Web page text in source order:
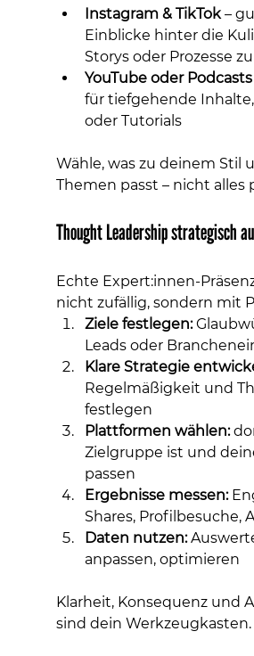
Instagram & TikTok –
Einblicke hinter die
Storys oder Prozesse
YouTube oder Podcasts
für tiefgehende
oder Tutorials
Wähle, was zu deinem Stil
Themen passt – nicht alles
Thought Leadership strategisch
Echte Expert:innen-
nicht zufällig, sondern mit
Ziele festlegen:
Leads oder
Klare Strategie
Regelmäßigkeit und
festlegen
Plattformen wählen:
Zielgruppe ist und
passen
Ergebnisse messen:
Shares, Profilbesuche,
Daten nutzen:
anpassen, optimieren
Klarheit, Konsequenz und
sind dein Werkzeugkasten.